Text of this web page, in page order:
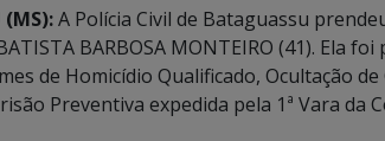
(MS):A Polícia Civil de Bataguassu
BARBOSA MONTEIRO (41). Ela
de Homicídio Qualificado, Ocultação
Preventiva expedida pela 1ª Vara da